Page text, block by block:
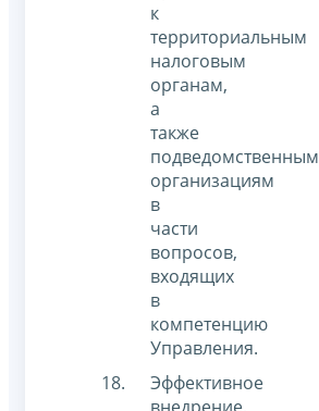
к
территориальным
налоговым
органам,
а
также
подведомственным
организациям
в
части
вопросов,
входящих
в
компетенцию
Управления.
Эффективное